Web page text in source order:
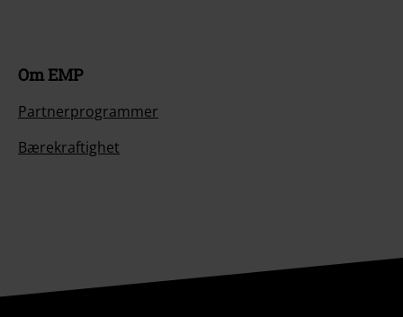
Om EMP
Partnerprogrammer
Bærekraftighet